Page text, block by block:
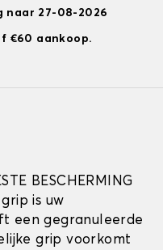
naar 27-08-2026
€60 aankoop.
BESCHERMING
is uw
een gegranuleerde
grip voorkomt